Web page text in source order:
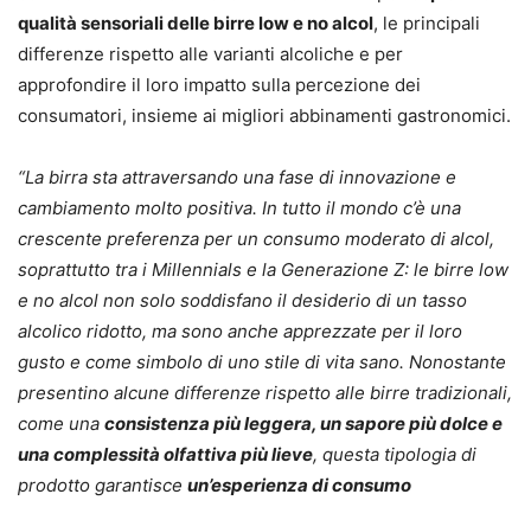
qualità sensoriali delle birre low e no alcol, le principali
differenze rispetto alle varianti alcoliche e per
approfondire il loro impatto sulla percezione dei
consumatori, insieme ai migliori abbinamenti gastronomici.
“La birra sta attraversando una fase di innovazione e
cambiamento molto positiva. In tutto il mondo c’è una
crescente preferenza per un consumo moderato di alcol,
soprattutto tra i Millennials e la Generazione Z: le birre low
e no alcol non solo soddisfano il desiderio di un tasso
alcolico ridotto, ma sono anche apprezzate per il loro
gusto e come simbolo di uno stile di vita sano. Nonostante
presentino alcune differenze rispetto alle birre tradizionali,
come una consistenza più leggera, un sapore più dolce e
una complessità olfattiva più lieve, questa tipologia di
prodotto garantisce un’esperienza di consumo